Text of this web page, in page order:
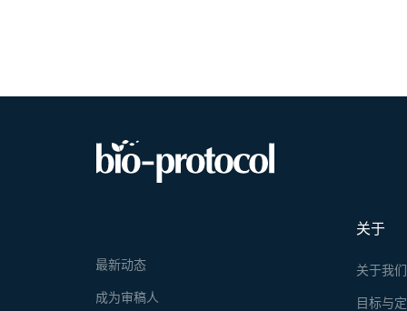
关于
关于我们
目标与
最新动态
成为审稿人